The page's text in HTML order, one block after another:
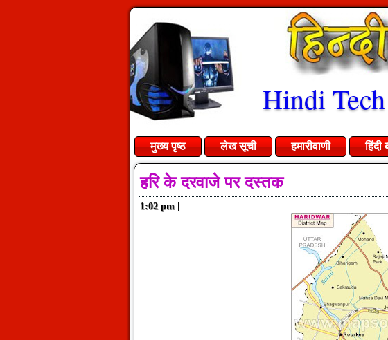
Hindi
मुख्य पृष्ठ लेख सूची हमारीवाणी हिंदी
हरि के दरवाजे पर दस्तक
1:02 pm |